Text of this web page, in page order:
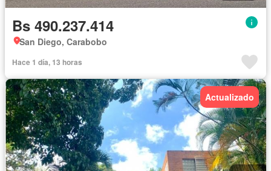
Bs 490.237.414
San Diego, Carabobo
Hace 1 día, 13 horas
Actualizado